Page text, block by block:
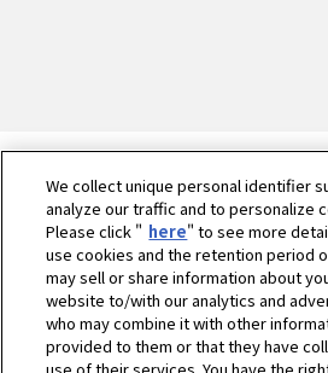
We collect unique personal identifier
analyze our traffic and to personalize
Please click " here" to see more
use cookies and the retention period
may sell or share information about
website to/with our analytics and
who may combine it with other
provided to them or that they have